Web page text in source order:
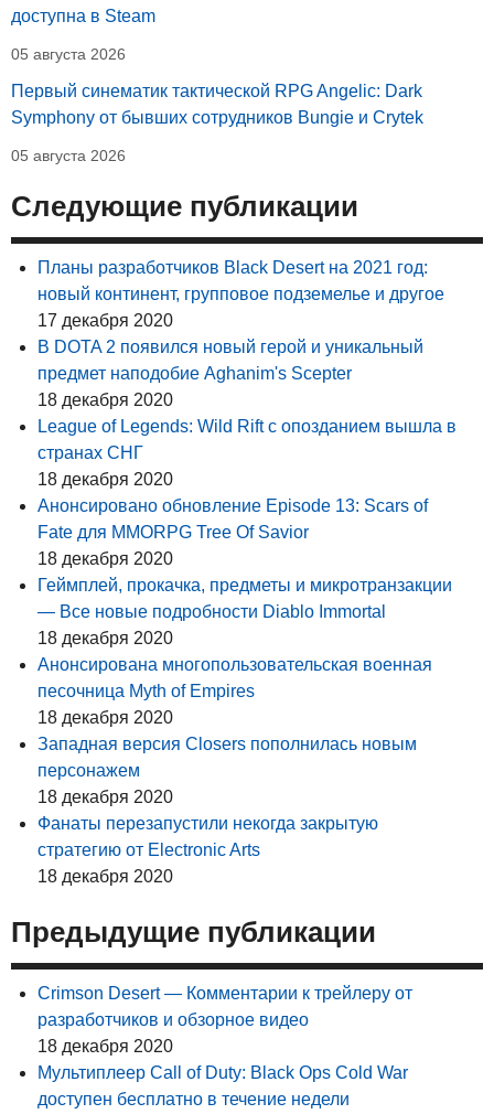
доступна в Steam
05 августа 2026
Первый синематик тактической RPG Angelic: Dark
Symphony от бывших сотрудников Bungie и Crytek
05 августа 2026
Следующие публикации
Планы разработчиков Black Desert на 2021 год:
новый континент, групповое подземелье и другое
17 декабря 2020
В DOTA 2 появился новый герой и уникальный
предмет наподобие Aghanim's Scepter
18 декабря 2020
League of Legends: Wild Rift с опозданием вышла в
странах СНГ
18 декабря 2020
Анонсировано обновление Episode 13: Scars of
Fate для MMORPG Tree Of Savior
18 декабря 2020
Геймплей, прокачка, предметы и микротранзакции
— Все новые подробности Diablo Immortal
18 декабря 2020
Анонсирована многопользовательская военная
песочница Myth of Empires
18 декабря 2020
Западная версия Closers пополнилась новым
персонажем
18 декабря 2020
Фанаты перезапустили некогда закрытую
стратегию от Electronic Arts
18 декабря 2020
Предыдущие публикации
Crimson Desert — Комментарии к трейлеру от
разработчиков и обзорное видео
18 декабря 2020
Мультиплеер Call of Duty: Black Ops Cold War
доступен бесплатно в течение недели